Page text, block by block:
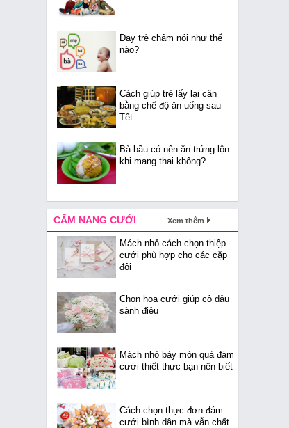
Dạy trẻ chậm nói như thế
nào?
Cách giúp trẻ lấy lại cân
bằng chế độ ăn uống sau
Tết
Bà bầu có nên ăn trứng lộn
khi mang thai không?
CẨM NANG CƯỚI Xem thêm
Mách nhỏ cách chọn thiệp
cưới phù hợp cho các cặp
đôi
Chọn hoa cưới giúp cô dâu
sành điệu
Mách nhỏ bảy món quà đám
cưới thiết thực bạn nên biết
Cách chọn thực đơn đám
cưới bình dân mà vẫn chất